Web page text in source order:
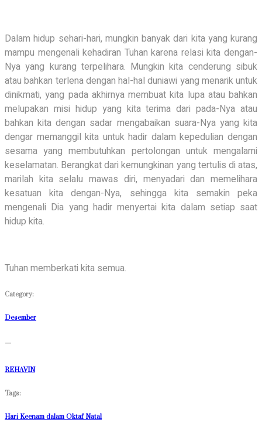
Dalam hidup sehari-hari, mungkin banyak dari kita yang kurang
mampu mengenali kehadiran Tuhan karena relasi kita dengan-
Nya yang kurang terpelihara. Mungkin kita cenderung sibuk
atau bahkan terlena dengan hal-hal duniawi yang menarik untuk
dinikmati, yang pada akhirnya membuat kita lupa atau bahkan
melupakan misi hidup yang kita terima dari pada-Nya atau
bahkan kita dengan sadar mengabaikan suara-Nya yang kita
dengar memanggil kita untuk hadir dalam kepedulian dengan
sesama yang membutuhkan pertolongan untuk mengalami
keselamatan. Berangkat dari kemungkinan yang tertulis di atas,
marilah kita selalu mawas diri, menyadari dan memelihara
kesatuan kita dengan-Nya, sehingga kita semakin peka
mengenali Dia yang hadir menyertai kita dalam setiap saat
hidup kita.
Tuhan memberkati kita semua.
Category:
Desember
—
REHAVIN
Tags:
Hari Keenam dalam Oktaf Natal